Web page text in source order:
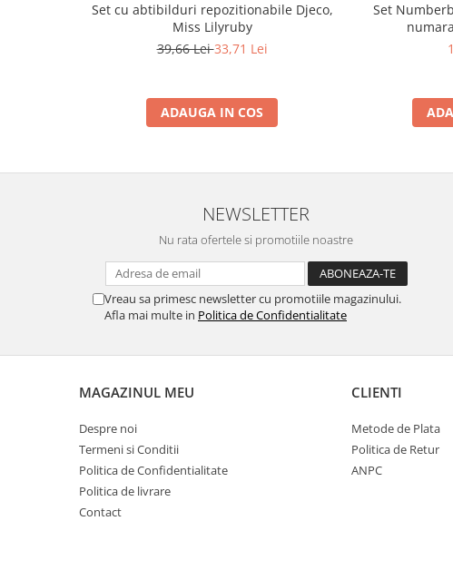
Set cu abtibilduri repozitionabile Djeco,
Miss Lilyruby
39,66 Lei33,71 Lei
ADAUGA IN COS
Set
NEWSLETTER
Nu rata ofertele si promotiile noastre
Vreau sa primesc newsletter cu promotiile magazinului.
Afla mai multe in Politica de Confidentialitate
MAGAZINUL MEU
Despre noi
Termeni si Conditii
Politica de Confidentialitate
Politica de livrare
Contact
CLIENTI
Metode de Plata
Politica de Retur
ANPC